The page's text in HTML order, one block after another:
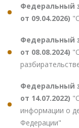
Федеральный
от 09.04.2026)
Федеральный
от 08.08.2024)
Федеральный
от 14.07.2022)
информации о
Федерации"